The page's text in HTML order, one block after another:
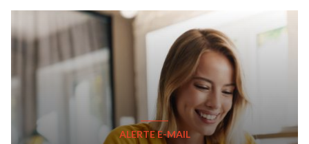
ALERTE E-MAIL